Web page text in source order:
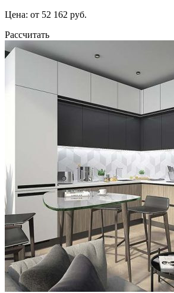
Цена: от 52 162 руб.
Рассчитать